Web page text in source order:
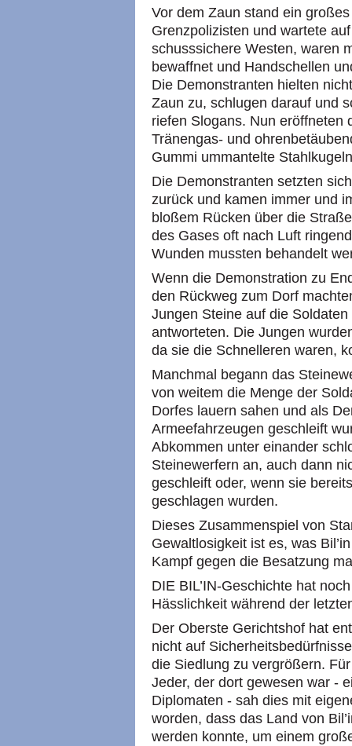
Vor dem Zaun stand ein
Grenzpolizisten und wartete
schusssichere Westen, waren
bewaffnet und Handschellen
Die Demonstranten hielten
Zaun zu, schlugen darauf und
riefen Slogans. Nun eröffneten
Tränengas- und
Gummi ummantelte
Die Demonstranten setzten
zurück und kamen immer und
bloßem Rücken über die
des Gases oft nach Luft
Wunden mussten behandelt
Wenn die Demonstration zu
den Rückweg zum Dorf
Jungen Steine auf die
antworteten. Die Jungen
da sie die Schnelleren waren,
Manchmal begann das
von weitem die Menge der
Dorfes lauern sahen und als
Armeefahrzeugen geschleift
Abkommen unter einander
Steinewerfern an, auch dann
geschleift oder, wenn sie
geschlagen wurden.
Dieses Zusammenspiel von
Gewaltlosigkeit ist es, was
Kampf gegen die Besatzung
DIE BIL’IN-Geschichte hat
Hässlichkeit während der
Der Oberste Gerichtshof hat
nicht auf
die Siedlung zu vergrößern.
Jeder, der dort gewesen war -
Diplomaten - sah dies mit
worden, dass das Land von
werden konnte, um einem